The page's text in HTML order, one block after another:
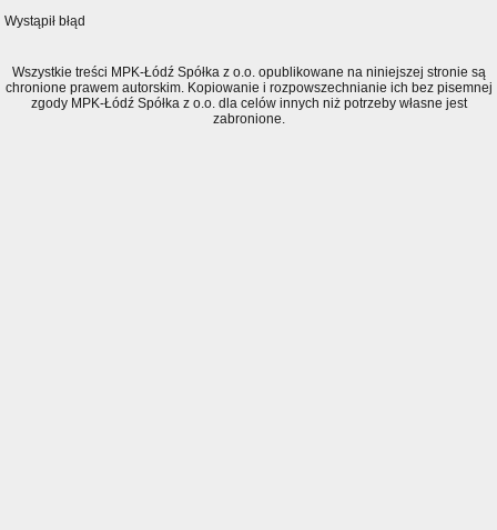
Wystąpił błąd
Wszystkie treści MPK-Łódź Spółka z o.o. opublikowane na niniejszej stronie są
chronione prawem autorskim. Kopiowanie i rozpowszechnianie ich bez pisemnej
zgody MPK-Łódź Spółka z o.o. dla celów innych niż potrzeby własne jest
zabronione.